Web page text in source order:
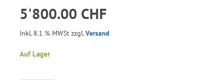
5'800.00 CHF
Inkl. 8.1 % MWSt zzgl.Versand
Auf Lager